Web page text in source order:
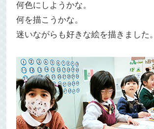
何色にしようかな。
何を描こうかな。
迷いながらも好きな絵を描きました。